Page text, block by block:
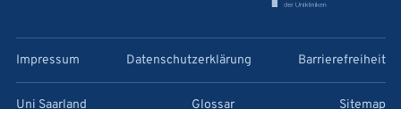
Impressum Datenschutzerklärung Barrierefreiheit
Uni Saarland Glossar Sitemap